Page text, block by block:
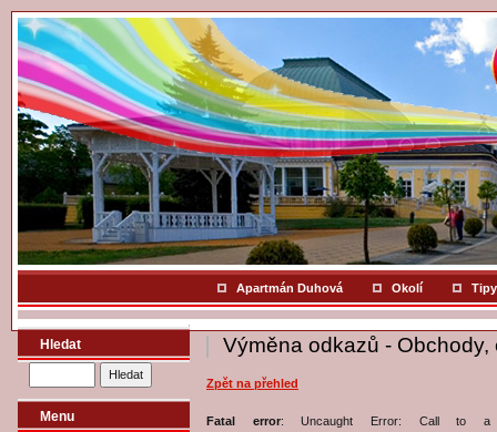
Apartmán Duhová Okolí
Hledat
Menu
Výměna odkazů - Obchody,
Zpět na přehled
Fatal error: Uncaught Error: Call to a